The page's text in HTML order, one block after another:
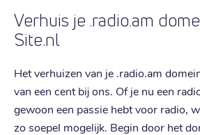
Verhuis je .radio.am
Site.nl
Het verhuizen van je .radio.am
van een cent bij ons. Of je nu een
gewoon een passie hebt voor radio,
zo soepel mogelijk. Begin door het